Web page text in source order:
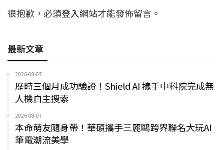
很抱歉，必須登入網站才能發佈留言。
最新文章
2026-08-07
歷時三個月成功驗證！Shield AI 攜手中科院完成無
人機自主搜索
2026-08-07
本命萌友隨身帶！華碩攜手三麗鷗跨界聯名大玩AI
筆電潮流美學